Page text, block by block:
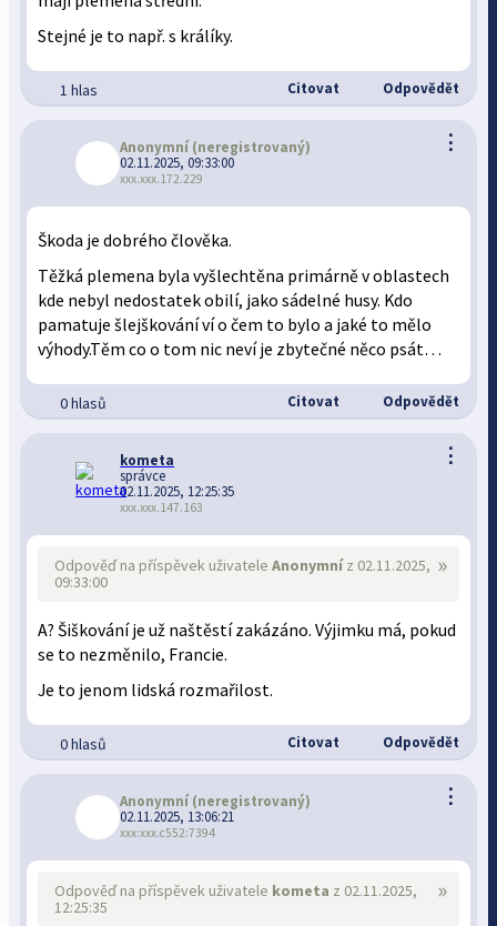
Stejné je to např. s králíky.
1 hlas Citovat Odpovědět
⋮
Anonymní (neregistrovaný)
02.11.2025, 09:33:00
xxx.xxx.172.229
Škoda je dobrého člověka.
Těžká plemena byla vyšlechtěna primárně v oblastech
kde nebyl nedostatek obilí, jako sádelné husy. Kdo
pamatuje šlejškování ví o čem to bylo a jaké to mělo
výhody.Těm co o tom nic neví je zbytečné něco psát…
0 hlasů Citovat Odpovědět
⋮
kometa
správce
02.11.2025, 12:25:35
xxx.xxx.147.163
»
Odpověď na příspěvek uživateleAnonymníz 02.11.2025,
09:33:00
A? Šiškování je už naštěstí zakázáno. Výjimku má, pokud
se to nezměnilo, Francie.
Je to jenom lidská rozmařilost.
0 hlasů Citovat Odpovědět
⋮
Anonymní (neregistrovaný)
02.11.2025, 13:06:21
xxx:xxx.c552:7394
»
Odpověď na příspěvek uživatele kometa z 02.11.2025,
12:25:35